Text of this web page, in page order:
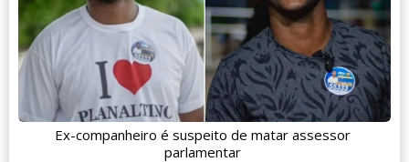
Ex-companheiro é suspeito de matar assessor
parlamentar